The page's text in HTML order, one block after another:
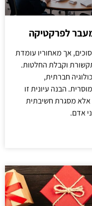
מעבר לפרקטיקה
אך מאחוריו עומדת
וקבלת החלטות.
חברתית,
הבנה עיונית זו
אלא מסגרת חשיבתית
אדם.